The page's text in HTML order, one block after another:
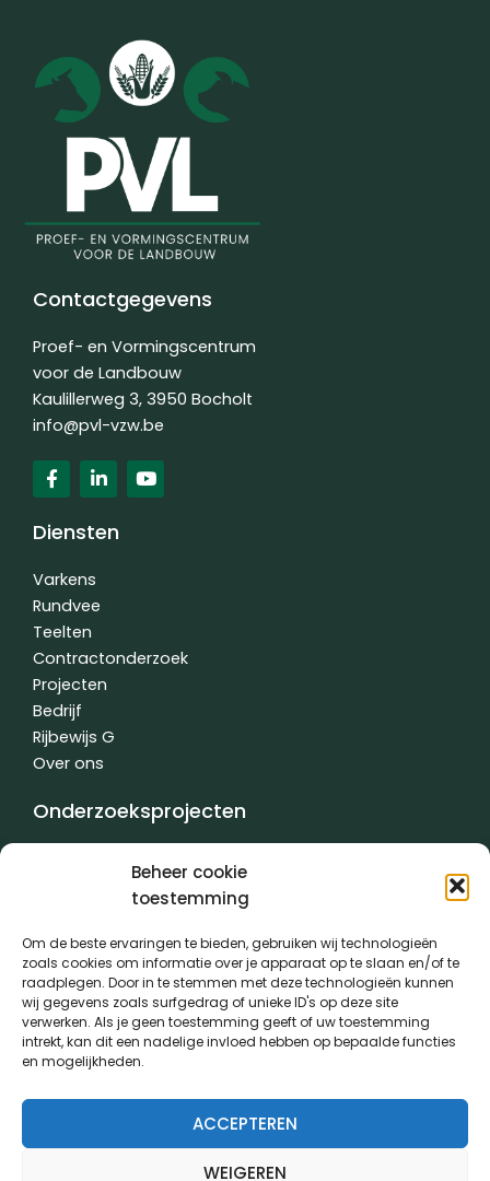
Beheer cookie
toestemming
Om de beste ervaringen te bieden, gebruiken wij technologieën
zoals cookies om informatie over je apparaat op te slaan en/of te
raadplegen. Door in te stemmen met deze technologieën kunnen
wij gegevens zoals surfgedrag of unieke ID's op deze site
verwerken. Als je geen toestemming geeft of uw toestemming
intrekt, kan dit een nadelige invloed hebben op bepaalde functies
en mogelijkheden.
ACCEPTEREN
WEIGEREN
Contactgegevens
Proef- en Vormingscentrum
voor de Landbouw
Kaulillerweg 3, 3950 Bocholt
info@pvl-vzw.be
F
a
c
e
b
o
k
-
f
L
i
n
k
e
n
-
n
Y
o
u
Diensten
Varkens
Rundvee
Teelten
Contractonderzoek
Projecten
Bedrijf
Rijbewijs G
Over ons
Onderzoeksprojecten
Contractwerk
Water
Andere
PVL kwam tot stand dankzij de medewerking van: